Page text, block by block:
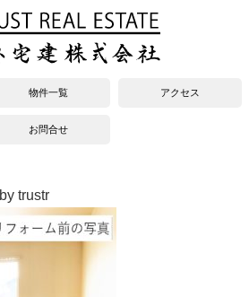
物件一覧 アクセス
お問合せ
by trustr